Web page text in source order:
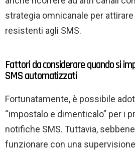
strategia omnicanale per
resistenti agli SMS.
Fattori da considerare quando si
SMS automatizzati
Fortunatamente, è possibile
“impostalo e dimenticalo” per i
notifiche SMS. Tuttavia,
funzionare con una